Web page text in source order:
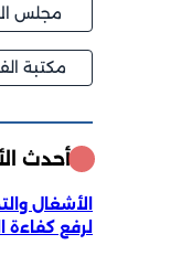
مجلس
مكتبة
أحدث
الأشغال
لرفع